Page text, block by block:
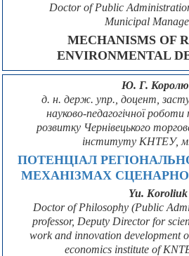
Doctor of Public
Municipal
MECHANISMS OF
ENVIRONMENTAL
Ю. Г.
д. н. держ. упр., доцент,
науково-педагогічної роботи
розвитку Чернівецького
інституту КНТЕУ, м.
ПОТЕНЦІАЛ
МЕХАНІЗМАХ
Yu. Koroliuk
Doctor of Philosophy (Public
professor, Deputy Director for
work and innovation development
economics institute of